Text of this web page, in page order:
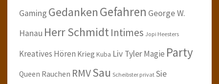
Gaming GedankenGefahren George W.
Hanau Herr SchmidtIntimes Jopi Heesters
Kreatives Hören Krieg Kuba Liv TylerMagie Party
Queen Rauchen RMVSau Scheibster privat Sie